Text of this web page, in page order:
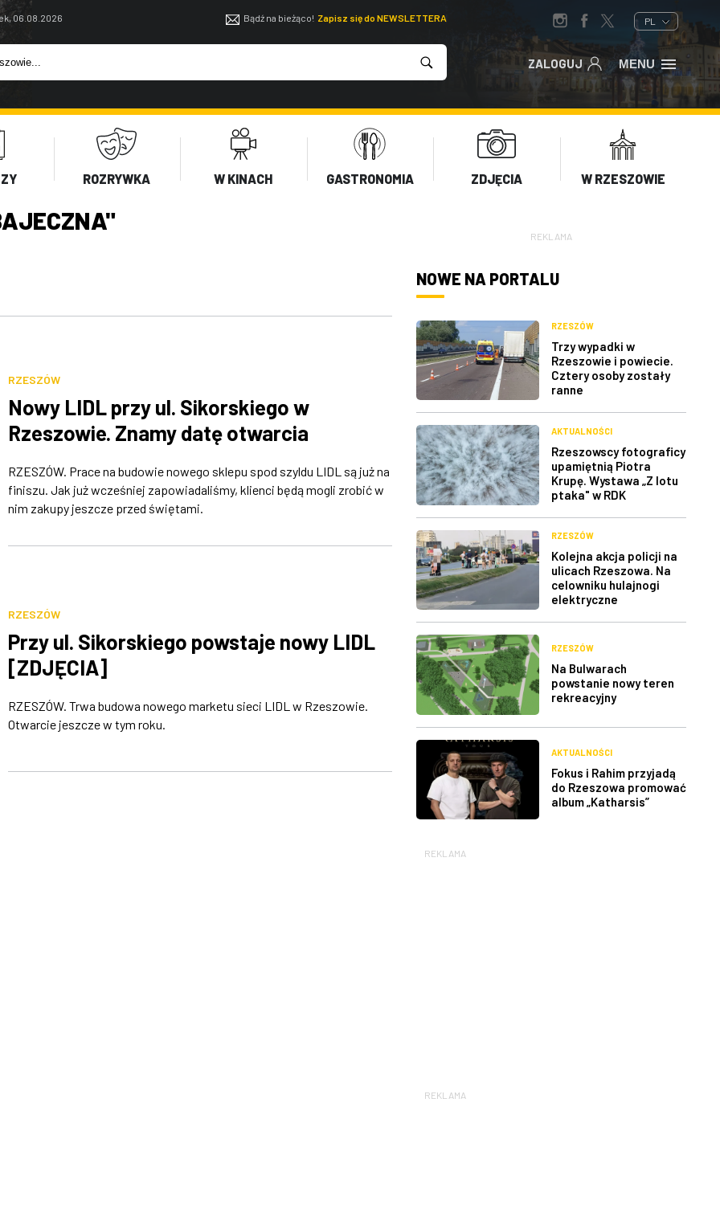
06.08.2026 Bądź na bieżąco! Zapisz się do NEWSLETTERA PL
ZALOGUJ MENU
ROZRYWKA W KINACH GASTRONOMIA ZDJĘCIA W RZESZOWIE
RZESZÓW
Nowy LIDL przy ul. Sikorskiego w
Rzeszowie. Znamy datę otwarcia
RZESZÓW. Prace na budowie nowego sklepu spod szyldu LIDL są już na
finiszu. Jak już wcześniej zapowiadaliśmy, klienci będą mogli zrobić w
nim zakupy jeszcze przed świętami.
RZESZÓW
Przy ul. Sikorskiego powstaje nowy LIDL
[ZDJĘCIA]
RZESZÓW. Trwa budowa nowego marketu sieci LIDL w Rzeszowie.
Otwarcie jeszcze w tym roku.
REKLAMA
NOWE NA PORTALU
RZESZÓW
Trzy wypadki w
Rzeszowie i powiecie.
Cztery osoby zostały
ranne
AKTUALNOŚCI
Rzeszowscy fotograficy
upamiętnią Piotra
Krupę. Wystawa „Z lotu
ptaka" w RDK
RZESZÓW
Kolejna akcja policji na
ulicach Rzeszowa. Na
celowniku hulajnogi
elektryczne
RZESZÓW
Na Bulwarach
powstanie nowy teren
rekreacyjny
AKTUALNOŚCI
Fokus i Rahim przyjadą
do Rzeszowa promować
album „Katharsis”
REKLAMA
REKLAMA